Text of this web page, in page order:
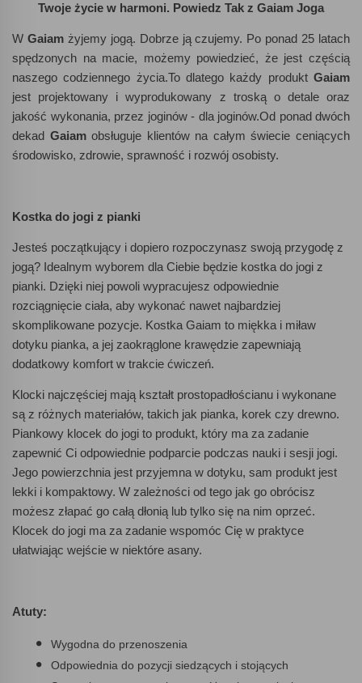
Twoje życie w harmoni. Powiedz Tak z Gaiam Joga
W Gaiamżyjemy jogą. Dobrze ją czujemy. Po ponad 25 latach
spędzonych na macie, możemy powiedzieć, że jest częścią
naszego codziennego życia.To dlatego każdy produkt Gaiam
jest projektowany i wyprodukowany z troską o detale oraz
jakość wykonania, przez joginów - dla joginów.Od ponad dwóch
dekad Gaiamobsługuje klientów na całym świecie ceniących
środowisko, zdrowie, sprawność i rozwój osobisty.
Kostka do jogi z pianki
Jesteś początkujący i dopiero rozpoczynasz swoją przygodę z
jogą? Idealnym wyborem dla Ciebie będzie kostka do jogi z
pianki. Dzięki niej powoli wypracujesz odpowiednie
rozciągnięcie ciała, aby wykonać nawet najbardziej
skomplikowane pozycje. Kostka Gaiam to miękka i miław
dotyku pianka, a jej zaokrąglone krawędzie zapewniają
dodatkowy komfort w trakcie ćwiczeń.
Klocki najczęściej mają kształt prostopadłościanu i wykonane
są z różnych materiałów, takich jak pianka, korek czy drewno.
Piankowy klocek do jogi to produkt, który ma za zadanie
zapewnić Ci odpowiednie podparcie podczas nauki i sesji jogi.
Jego powierzchnia jest przyjemna w dotyku, sam produkt jest
lekki i kompaktowy. W zależności od tego jak go obrócisz
możesz złapać go całą dłonią lub tylko się na nim oprzeć.
Klocek do jogi ma za zadanie wspomóc Cię w praktyce
ułatwiając wejście w niektóre asany.
Atuty:
Wygodna do przenoszenia
Odpowiednia do pozycji siedzących i stojących